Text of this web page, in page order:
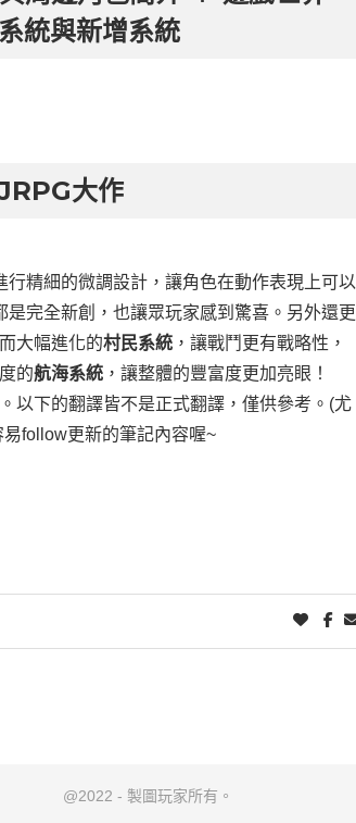
統與新增系統
大作
精細的微調設計，讓角色在動作表現上可以
完全新創，也讓眾玩家感到驚喜。另外還更
大幅進化的村民系統 ，讓戰鬥更有戰略性，
的航海系統 ，讓整體的豐富度更加亮眼！
以下的翻譯皆不是正式翻譯，僅供參考。(尤
follow更新的筆記內容喔~
@2022 - 製圖玩家所有。